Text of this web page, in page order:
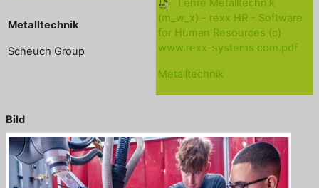
Metalltechnik
Scheuch Group
Lehre Metalltechnik
(m_w_x) - rexx HR - Software
for Human Resources (c)
www.rexx-systems.com.pdf
Metalltechnik
Bild